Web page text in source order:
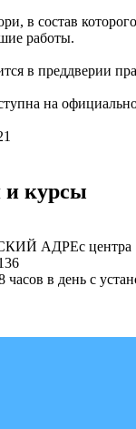
в состав
работы.
в преддверии
на
и курсы
АДРЕс центра
в день с